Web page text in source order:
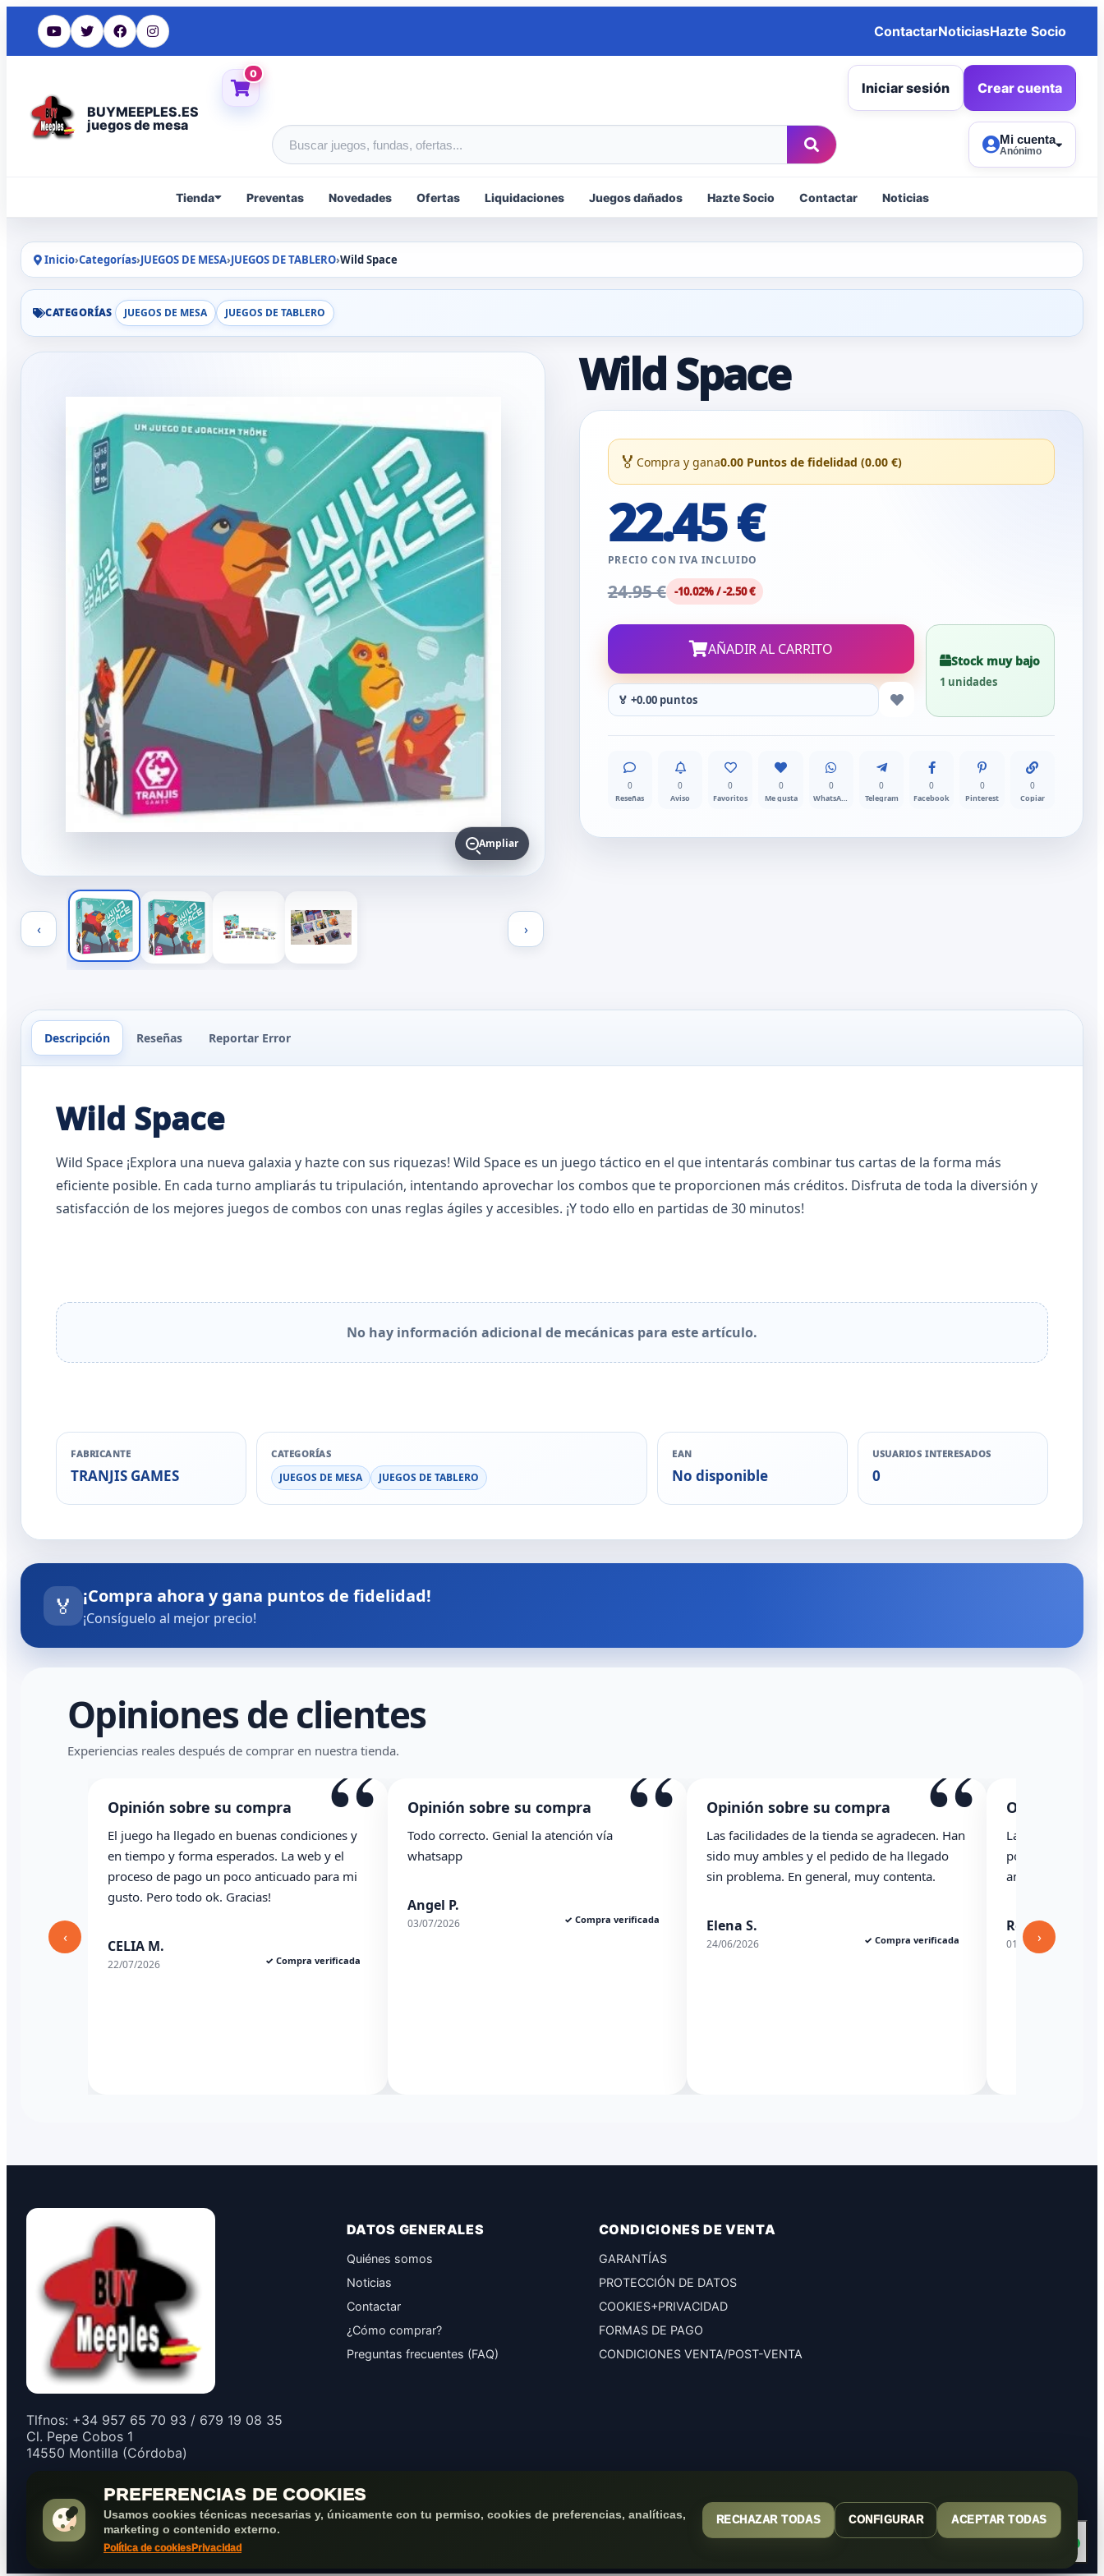
PREFERENCIAS DE COOKIES
Usamos cookies técnicas necesarias y, únicamente con tu permiso, cookies de preferencias, analíticas,
marketing o contenido externo.
Política de cookies Privacidad
RECHAZAR TODAS CONFIGURAR ACEPTAR TODAS
ContactarNoticiasHazte Socio
BUYMEEPLES.ES
juegos de mesa
0
Iniciar sesión Crear cuenta
Buscar productos
Mi cuenta
Anónimo
Tienda Preventas Novedades Ofertas Liquidaciones Juegos dañados Hazte Socio Contactar Noticias
Inicio›Categorías›JUEGOS DE MESA›JUEGOS DE TABLERO›Wild Space
CATEGORÍAS JUEGOS DE MESA JUEGOS DE TABLERO
Ampliar
‹ ›
Wild Space
🏅 Compra y gana0.00 Puntos de fidelidad (0.00 €)
22.45 €
PRECIO CON IVA INCLUIDO
24.95 € -10.02% / -2.50 €
AÑADIR AL CARRITO
🏅 +0.00 puntos
Stock muy bajo
1 unidades
0
Reseñas
0
Aviso
0
Favoritos
0
Me gusta
0
WhatsApp
0
Telegram
0
Facebook
0
Pinterest
0
Copiar
Descripción Reseñas Reportar Error
Wild Space
Wild Space ¡Explora una nueva galaxia y hazte con sus riquezas! Wild Space es un juego táctico en el que intentarás combinar tus cartas de la forma más
eficiente posible. En cada turno ampliarás tu tripulación, intentando aprovechar los combos que te proporcionen más créditos. Disfruta de toda la diversión y
satisfacción de los mejores juegos de combos con unas reglas ágiles y accesibles. ¡Y todo ello en partidas de 30 minutos!
No hay información adicional de mecánicas para este artículo.
FABRICANTE
TRANJIS GAMES
CATEGORÍAS
JUEGOS DE MESA JUEGOS DE TABLERO
EAN
No disponible
USUARIOS INTERESADOS
0
🏅 ¡Compra ahora y gana puntos de fidelidad!
¡Consíguelo al mejor precio!
Opiniones de clientes
Experiencias reales después de comprar en nuestra tienda.
‹
“
Opinión sobre su compra
El juego ha llegado en buenas condiciones y
en tiempo y forma esperados. La web y el
proceso de pago un poco anticuado para mi
gusto. Pero todo ok. Gracias!
CELIA M.
✓ Compra verificada
“
Opinión sobre su compra
Todo correcto. Genial la atención vía
✓ Compra verificada
“
Opinión sobre su compra
Las facilidades de la tienda se agradecen. Han
sido muy ambles y el pedido de ha llegado
sin problema. En general, muy contenta.
Elena S.
✓ Compra verificada
Opinión sobre su
La caja ha llegado con una
podría haber indicado
anterioridad
01/06/2026 ›
Tlfnos: +34 957 65 70 93 / 679 19 08 35
Cl. Pepe Cobos 1
14550 Montilla (Córdoba)
DATOS GENERALES
Quiénes somos
Noticias
Contactar
¿Cómo comprar?
Preguntas frecuentes (FAQ)
CONDICIONES DE VENTA
GARANTÍAS
PROTECCIÓN DE DATOS
COOKIES+PRIVACIDAD
FORMAS DE PAGO
CONDICIONES VENTA/POST-VENTA